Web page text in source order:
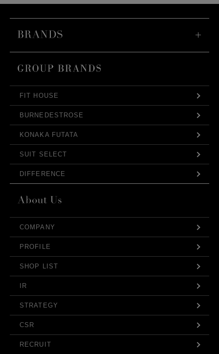
FIT HOUSE
BURNEDESTROSE
KONAKA FUTATA
SUIT SELECT
DIFFERENCE
COMPANY
PROFILE
SHOP LIST
IR
STRATEGY
CSR
RECRUIT